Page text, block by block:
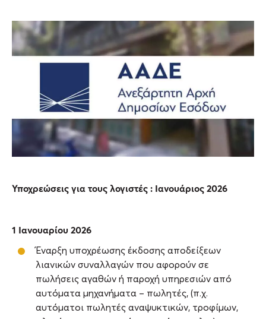
Υποχρεώσεις για τους λογιστές : Ιανουάριος 2026
1 Ιανουαρίου 2026
Έναρξη υποχρέωσης έκδοσης αποδείξεων
λιανικών συναλλαγών που αφορούν σε
πωλήσεις αγαθών ή παροχή υπηρεσιών από
αυτόματα μηχανήματα – πωλητές, (π.χ.
αυτόματοι πωλητές αναψυκτικών, τροφίμων,